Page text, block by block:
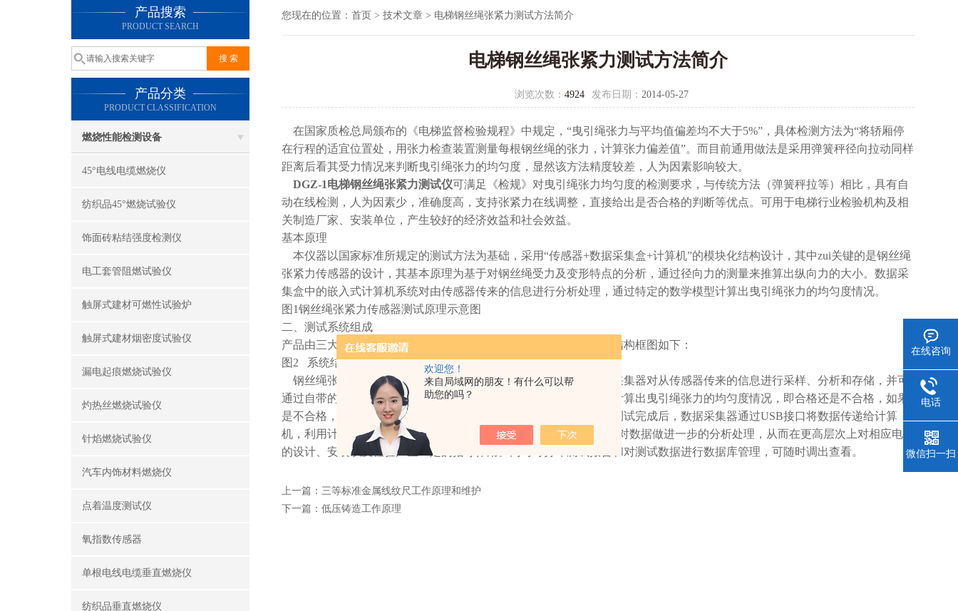
欢迎您！
来自局域网的朋友！有什么可以帮
助您的吗？
产品搜索
PRODUCT SEARCH
产品分类
PRODUCT CLASSIFICATION
燃烧性能检测设备
45°电线电缆燃烧仪
纺织品45°燃烧试验仪
饰面砖粘结强度检测仪
电工套管阻燃试验仪
触屏式建材可燃性试验炉
触屏式建材烟密度试验仪
漏电起痕燃烧试验仪
灼热丝燃烧试验仪
针焰燃烧试验仪
汽车内饰材料燃烧仪
点着温度测试仪
氧指数传感器
单根电线电缆垂直燃烧仪
纺织品垂直燃烧仪
您现在的位置： 首页 > 技术文章 > 电梯钢丝绳张紧力测试方法简介
电梯钢丝绳张紧力测试方法简介
浏览次数： 4924 发布日期： 2014-05-27
在国家质检总局颁布的《电梯监督检验规程》中规定，“曳引绳张力与平均值偏差均不大于5%”，具体检测方法为“将轿厢停
在行程的适宜位置处，用张力检查装置测量每根钢丝绳的张力，计算张力偏差值”。而目前通用做法是采用弹簧秤径向拉动同样
距离后看其受力情况来判断曳引绳张力的均匀度，显然该方法精度较差，人为因素影响较大。
DGZ-1电梯钢丝绳张紧力测试仪可满足《检规》对曳引绳张力均匀度的检测要求，与传统方法（弹簧秤拉等）相比，具有自
动在线检测，人为因素少，准确度高，支持张紧力在线调整，直接给出是否合格的判断等优点。可用于电梯行业检验机构及相
关制造厂家、安装单位，产生较好的经济效益和社会效益。
基本原理
本仪器以国家标准所规定的测试方法为基础，采用“传感器+数据采集盒+计算机”的模块化结构设计，其中zui关键的是钢丝绳
张紧力传感器的设计，其基本原理为基于对钢丝绳受力及变形特点的分析，通过径向力的测量来推算出纵向力的大小。数据采
集盒中的嵌入式计算机系统对由传感器传来的信息进行分析处理，通过特定的数学模型计算出曳引绳张力的均匀度情况。
图1钢丝绳张紧力传感器测试原理示意图
二、测试系统组成
产品由三大部分组成：传感器、数据采集器和便携式计算机。基本结构框图如下：
图2 系统结构框图
钢丝绳张紧力传感器测得的张力信息首先进入数据采集器，数据采集器对从传感器传来的信息进行采样、分析和存储，并可
通过自带的薄膜面板按键和液晶显示屏进行相关参数的输入，然后计算出曳引绳张力的均匀度情况，即合格还是不合格，如果
是不合格，再给出不合格曳引绳的编号，并提供在线调整的功能。测试完成后，数据采集器通过USB接口将数据传递给计算
机，利用计算机*的分析处理能力，采用数据融合、模糊处理等技术对数据做进一步的分析处理，从而在更高层次上对相应电梯
的设计、安装以及检验产生一定的指导作用。同时可打印测试报告和对测试数据进行数据库管理，可随时调出查看。
上一篇： 三等标准金属线纹尺工作原理和维护
下一篇： 低压铸造工作原理
在线咨询
电话
微信扫一扫